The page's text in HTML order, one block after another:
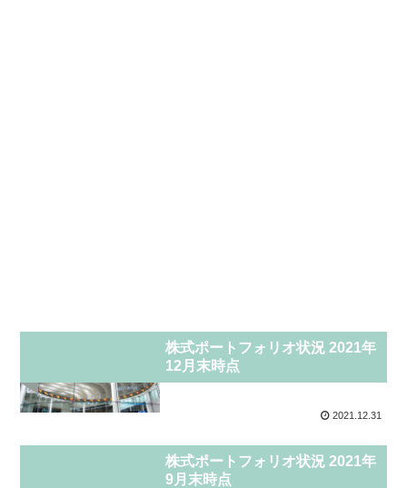
株式ポートフォリオ状況 2021年
12月末時点
2021.12.31
株式ポートフォリオ状況 2021年
9月末時点